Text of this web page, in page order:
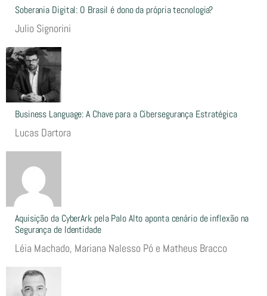
Soberania Digital: O Brasil é dono da própria tecnologia?
Julio Signorini
Business Language: A Chave para a Cibersegurança Estratégica
Lucas Dartora
Aquisição da CyberArk pela Palo Alto aponta cenário de inflexão na
Segurança de Identidade
Léia Machado, Mariana Nalesso Pó e Matheus Bracco